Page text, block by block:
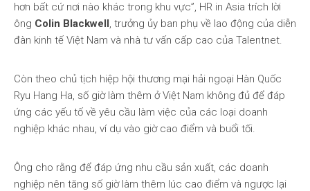
hơn bất cứ nơi nào khác trong khu vực”, HR in Asia trích lời
ông Colin Blackwell, trưởng ủy ban phụ về lao động của diễn
đàn kinh tế Việt Nam và nhà tư vấn cấp cao của Talentnet.
Còn theo chủ tịch hiệp hội thương mại hải ngoại Hàn Quốc
Ryu Hang Ha, số giờ làm thêm ở Việt Nam không đủ để đáp
ứng các yếu tố về yêu cầu làm việc của các loại doanh
nghiệp khác nhau, ví dụ vào giờ cao điểm và buổi tối.
Ông cho rằng để đáp ứng nhu cầu sản xuất, các doanh
nghiệp nên tăng số giờ làm thêm lúc cao điểm và ngược lại